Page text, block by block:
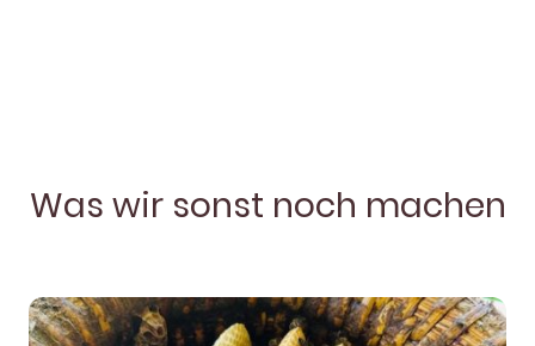
Was wir sonst noch machen